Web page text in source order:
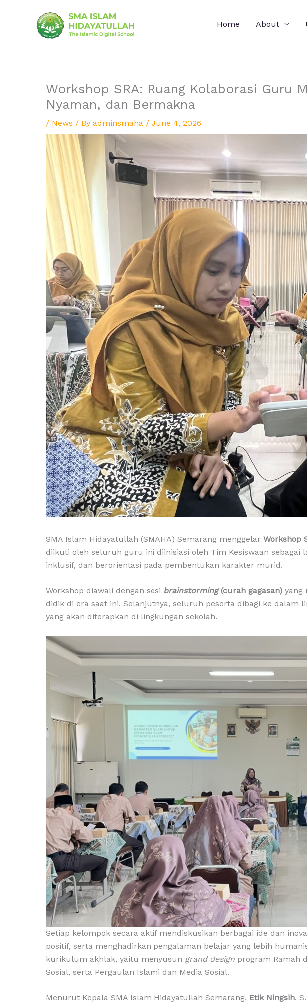
Home About
Workshop SRA: Ruang Kolaborasi Guru
Nyaman, dan Bermakna
/ News / By adminsmaha / June 4, 2026
SMA Islam Hidayatullah (SMAHA) Semarang menggelar Workshop
diikuti oleh seluruh guru ini diinisiasi oleh Tim Kesiswaan
inklusif, dan berorientasi pada pembentukan karakter murid.
Workshop diawali dengan sesi brainstorming(curah gagasan) yang
didik di era saat ini. Selanjutnya, seluruh peserta dibagi ke
yang akan diterapkan di lingkungan sekolah.
Setiap kelompok secara aktif mendiskusikan berbagai ide dan
positif, serta menghadirkan pengalaman belajar yang lebih
kurikulum akhlak, yaitu menyusun grand design program Ramah
Sosial, serta Pergaulan Islami dan Media Sosial.
Menurut Kepala SMA Islam Hidayatullah Semarang, Etik Ningsih,